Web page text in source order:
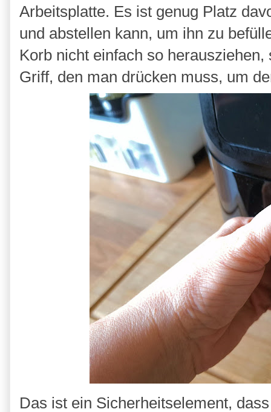
Arbeitsplatte. Es ist genug Platz
und abstellen kann, um ihn zu
Korb nicht einfach so
Griff, den man drücken muss, um
Das ist ein Sicherheitselement,